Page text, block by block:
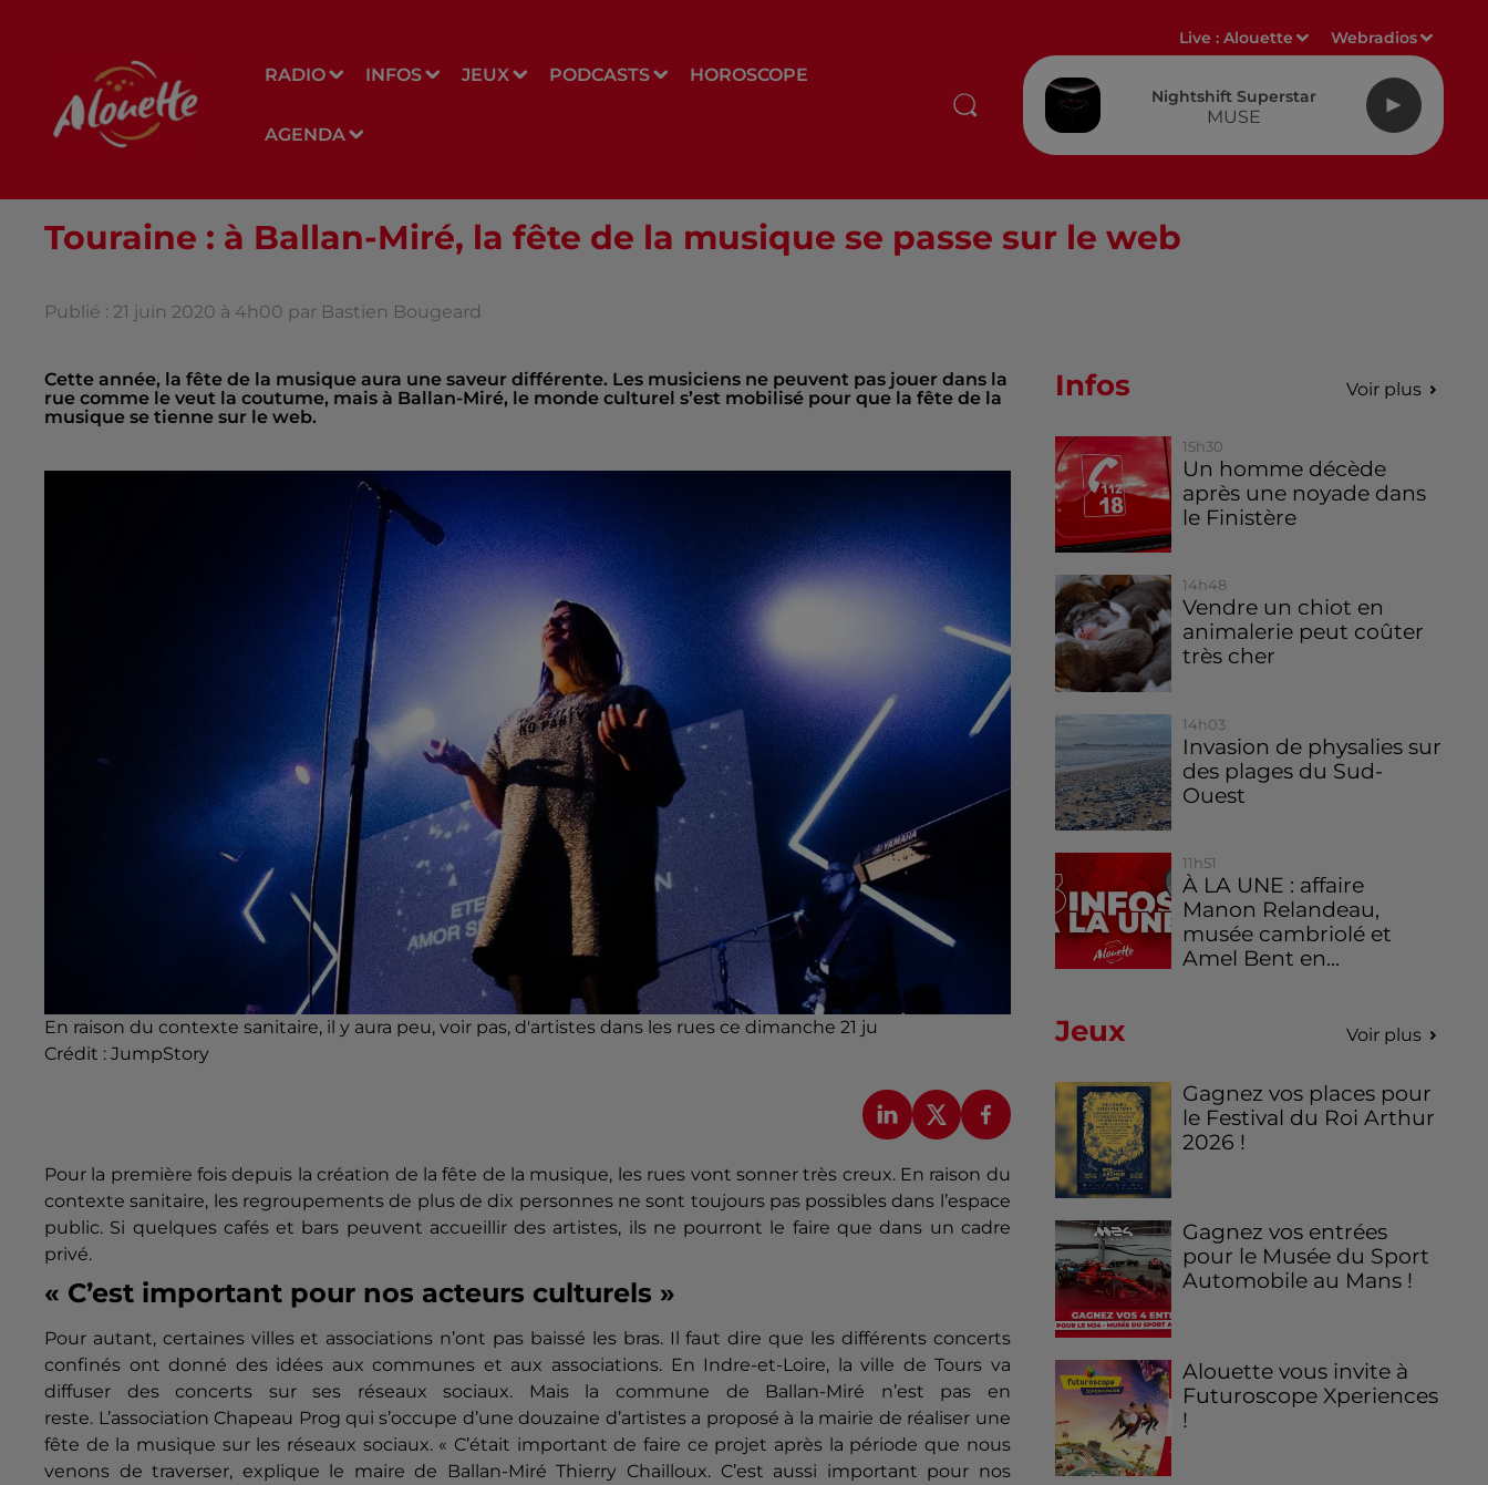
RADIO INFOS JEUX PODCASTS HOROSCOPE
AGENDA
Live :Alouette Webradios
Nightshift Superstar
MUSE
Touraine : à Ballan-Miré, la fête de la musique se passe sur le web
Publié : 21 juin 2020 à 4h00 par Bastien Bougeard
Cette année, la fête de la musique aura une saveur différente. Les musiciens ne peuvent pas jouer dans la
rue comme le veut la coutume, mais à Ballan-Miré, le monde culturel s’est mobilisé pour que la fête de la
musique se tienne sur le web.
En raison du contexte sanitaire, il y aura peu, voir pas, d'artistes dans les rues ce dimanche 21 ju
Crédit : JumpStory
Pour la première fois depuis la création de la fête de la musique, les rues vont sonner très creux. En raison du
contexte sanitaire, les regroupements de plus de dix personnes ne sont toujours pas possibles dans l’espace
public. Si quelques cafés et bars peuvent accueillir des artistes, ils ne pourront le faire que dans un cadre
privé.
« C’est important pour nos acteurs culturels »
Pour autant, certaines villes et associations n’ont pas baissé les bras. Il faut dire que les différents concerts
confinés ont donné des idées aux communes et aux associations. En Indre-et-Loire, la ville de Tours va
diffuser des concerts sur ses réseaux sociaux.
Mais la commune de Ballan-Miré n’est pas en
reste. L’association Chapeau Prog qui s’occupe d’une douzaine d’artistes a proposé à la mairie de réaliser une
fête de la musique sur les réseaux sociaux. « C’était important de faire ce projet après la période que nous
venons de traverser, explique le maire de Ballan-Miré Thierry Chailloux. C’est aussi important pour nos
Infos Voir plus
15h30
Un homme décède
après une noyade dans
le Finistère
14h48
Vendre un chiot en
animalerie peut coûter
très cher
14h03
Invasion de physalies sur
des plages du Sud-
Ouest
11h51
À LA UNE : affaire
Manon Relandeau,
musée cambriolé et
Amel Bent en...
Jeux Voir plus
Gagnez vos places pour
le Festival du Roi Arthur
2026 !
Gagnez vos entrées
pour le Musée du Sport
Automobile au Mans !
Alouette vous invite à
Futuroscope Xperiences
!